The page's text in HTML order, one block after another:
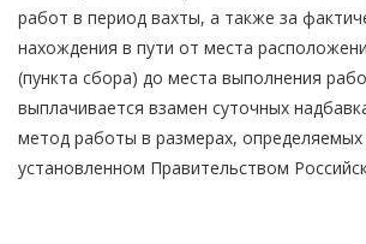
работ в период вахты, а также за
нахождения в пути от места
(пункта сбора) до места выполнения
выплачивается взамен суточных
метод работы в размерах, определяемых
установленном Правительством